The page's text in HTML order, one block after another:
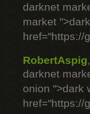
darknet
market
href="https://
RobertAspig,
darknet
onion ">dark
href="https://